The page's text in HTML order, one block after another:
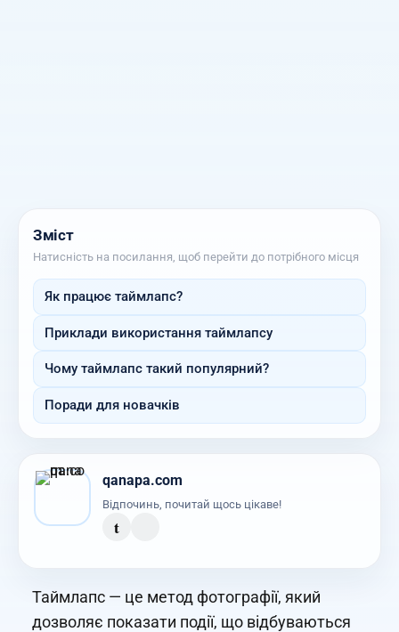
Зміст
Натисність на посилання, щоб перейти до потрібного місця
Як працює таймлапс?
Приклади використання таймлапсу
Чому таймлапс такий популярний?
Поради для новачків
qanapa.com
Відпочинь, почитай щось цікаве!
t
Таймлапс — це метод фотографії, який
дозволяє показати події, що відбуваються